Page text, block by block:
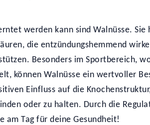
werden kann sind Walnüsse.
die entzündungshemmend
Besonders im Sportbereich,
können Walnüsse ein wertvoller
Einfluss auf die
oder zu halten. Durch die
am Tag für deine Gesundheit!